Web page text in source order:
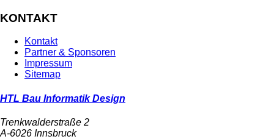
KONTAKT
Kontakt
Partner & Sponsoren
Impressum
Sitemap
HTL Bau Informatik Design
Trenkwalderstraße 2
A-6026 Innsbruck